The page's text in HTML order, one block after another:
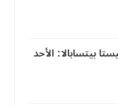
بيتسابالا: الأحد